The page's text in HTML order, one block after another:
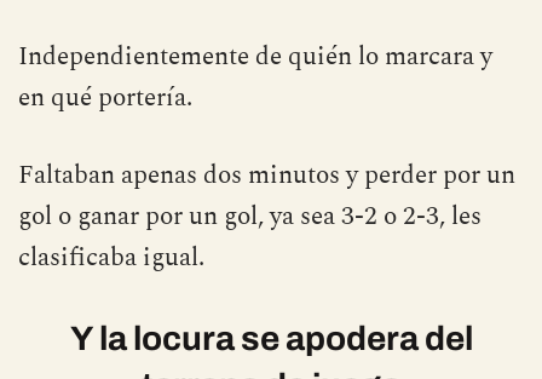
Independientemente de quién lo marcara y
en qué portería.
Faltaban apenas dos minutos y perder por un
gol o ganar por un gol, ya sea 3-2 o 2-3, les
clasificaba igual.
Y la locura se apodera del